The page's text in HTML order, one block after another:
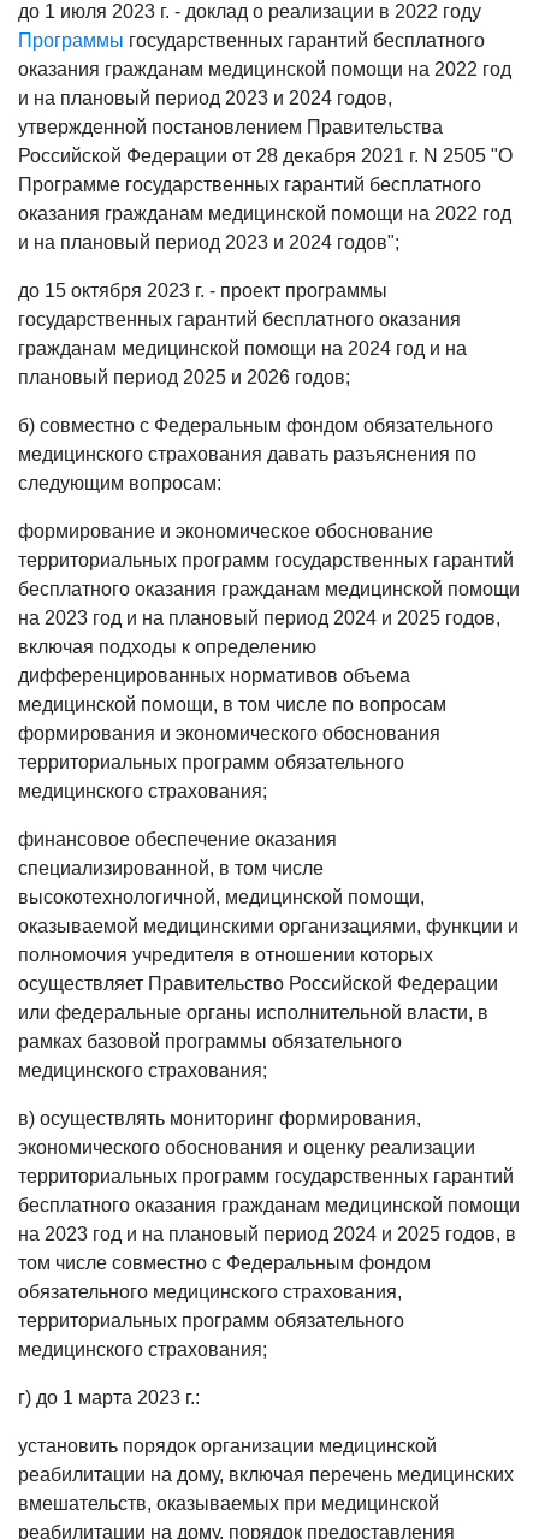
до 1 июля 2023 г. - доклад о реализации в 2022 году
Программы государственных гарантий бесплатного
оказания гражданам медицинской помощи на 2022 год
и на плановый период 2023 и 2024 годов,
утвержденной постановлением Правительства
Российской Федерации от 28 декабря 2021 г. N 2505 "О
Программе государственных гарантий бесплатного
оказания гражданам медицинской помощи на 2022 год
и на плановый период 2023 и 2024 годов";
до 15 октября 2023 г. - проект программы
государственных гарантий бесплатного оказания
гражданам медицинской помощи на 2024 год и на
плановый период 2025 и 2026 годов;
б) совместно с Федеральным фондом обязательного
медицинского страхования давать разъяснения по
следующим вопросам:
формирование и экономическое обоснование
территориальных программ государственных гарантий
бесплатного оказания гражданам медицинской помощи
на 2023 год и на плановый период 2024 и 2025 годов,
включая подходы к определению
дифференцированных нормативов объема
медицинской помощи, в том числе по вопросам
формирования и экономического обоснования
территориальных программ обязательного
медицинского страхования;
финансовое обеспечение оказания
специализированной, в том числе
высокотехнологичной, медицинской помощи,
оказываемой медицинскими организациями, функции и
полномочия учредителя в отношении которых
осуществляет Правительство Российской Федерации
или федеральные органы исполнительной власти, в
рамках базовой программы обязательного
медицинского страхования;
в) осуществлять мониторинг формирования,
экономического обоснования и оценку реализации
территориальных программ государственных гарантий
бесплатного оказания гражданам медицинской помощи
на 2023 год и на плановый период 2024 и 2025 годов, в
том числе совместно с Федеральным фондом
обязательного медицинского страхования,
территориальных программ обязательного
медицинского страхования;
г) до 1 марта 2023 г.:
установить порядок организации медицинской
реабилитации на дому, включая перечень медицинских
вмешательств, оказываемых при медицинской
реабилитации на дому, порядок предоставления